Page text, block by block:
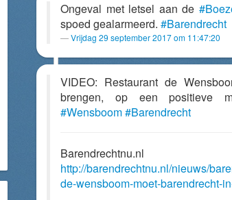
Ongeval met letsel aan de
spoed gealarmeerd. #Barendrecht
Vrijdag 29 september 2017 om 11:47:20
VIDEO: Restaurant de
brengen, op een positieve
#Wensboom#Barendrecht
Barendrechtnu.nl
http://barendrechtnu.nl/nieuws/
de-wensboom-moet-barendrecht-